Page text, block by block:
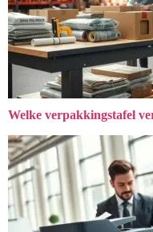
Welke verpakkingstafel